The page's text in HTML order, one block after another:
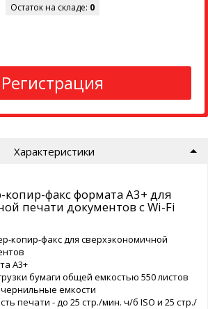
Остаток на складе: 0
Регистрация
Характеристики
копир-факс формата A3+ для
печати документов с Wi-Fi
копир-факс для сверхэкономичной
А3+
бумаги общей емкостью 550 листов
емкости
печати - до 25 стр./мин. ч/б ISO и 25 стр./